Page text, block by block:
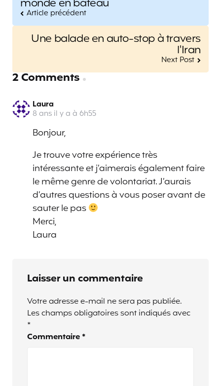
monde en bateau
Article précédent
Une balade en auto-stop à travers
l'Iran
Next Post
2 Comments
Laura
8 ans il y a à 6h55
Bonjour,
Je trouve votre expérience très
intéressante et j’aimerais également faire
le même genre de volontariat. J’aurais
d’autres questions à vous poser avant de
sauter le pas
Merci,
Laura
Laisser un commentaire
Votre adresse e-mail ne sera pas publiée.
Les champs obligatoires sont indiqués avec
*
Commentaire *